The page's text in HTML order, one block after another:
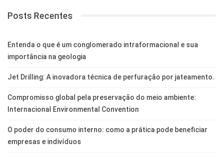
Posts Recentes
Entenda o que é um conglomerado intraformacional e sua
importância na geologia
Jet Drilling: A inovadora técnica de perfuração por jateamento.
Compromisso global pela preservação do meio ambiente:
Internacional Environmental Convention
O poder do consumo interno: como a prática pode beneficiar
empresas e indivíduos